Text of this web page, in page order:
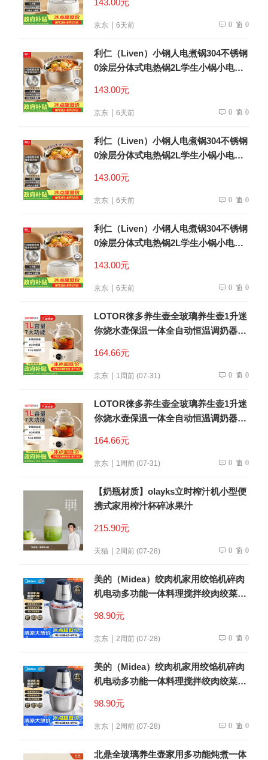
143.00元
京东 6天前 0 0
利仁（Liven）小钢人电煮锅304不锈钢
0涂层分体式电热锅2L学生小锅小电锅
143.00元
京东 6天前 0 0
利仁（Liven）小钢人电煮锅304不锈钢
0涂层分体式电热锅2L学生小锅小电锅
143.00元
京东 6天前 0 0
利仁（Liven）小钢人电煮锅304不锈钢
0涂层分体式电热锅2L学生小锅小电锅
143.00元
京东 6天前 0 0
LOTOR徕多养生壶全玻璃养生壶1升迷
你烧水壶保温一体全自动恒温调奶器电
164.66元
京东 1周前 (07-31) 0 0
LOTOR徕多养生壶全玻璃养生壶1升迷
你烧水壶保温一体全自动恒温调奶器电
164.66元
京东 1周前 (07-31) 0 0
【奶瓶材质】olayks立时榨汁机小型便
携式家用榨汁杯碎冰果汁
215.90元
天猫 2周前 (07-28) 0 0
美的（Midea）绞肉机家用绞馅机碎肉
机电动多功能一体料理搅拌绞肉绞菜馅
2L
98.90元
京东 2周前 (07-28) 0 0
美的（Midea）绞肉机家用绞馅机碎肉
机电动多功能一体料理搅拌绞肉绞菜馅
2L
98.90元
京东 2周前 (07-28) 0 0
北鼎全玻璃养生壶家用多功能炖煮一体